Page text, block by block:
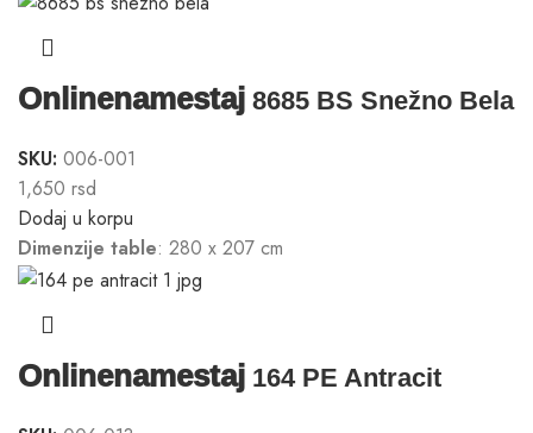
Onlinenamestaj 8685 BS Snežno Bela
SKU: 006-001
1,650 rsd
Dodaj u korpu
Dimenzije table: 280 x 207 cm
Onlinenamestaj 164 PE Antracit